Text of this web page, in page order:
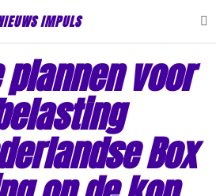
IMPULS
voor
Box